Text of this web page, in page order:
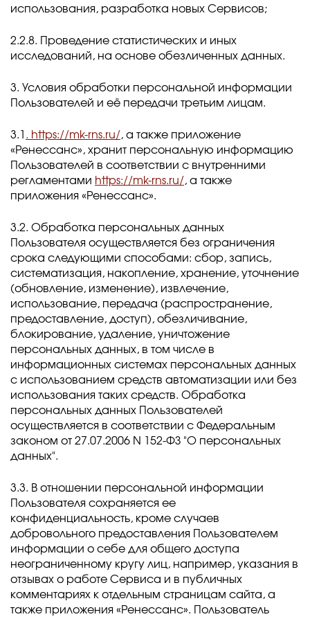
использования, разработка новых Сервисов;
2.2.8. Проведение статистических и иных
исследований, на основе обезличенных данных.
3. Условия обработки персональной информации
Пользователей и её передачи третьим лицам.
3.1 . https://mk-rns.ru/, а также приложение
«Ренессанс», хранит персональную информацию
Пользователей в соответствии с внутренними
регламентами https://mk-rns.ru/, а также
приложения «Ренессанс».
3.2. Обработка персональных данных
Пользователя осуществляется без ограничения
срока следующими способами: сбор, запись,
систематизация, накопление, хранение, уточнение
(обновление, изменение), извлечение,
использование, передача (распространение,
предоставление, доступ), обезличивание,
блокирование, удаление, уничтожение
персональных данных, в том числе в
информационных системах персональных данных
с использованием средств автоматизации или без
использования таких средств. Обработка
персональных данных Пользователей
осуществляется в соответствии с Федеральным
законом от 27.07.2006 N 152-ФЗ "О персональных
данных".
3.3. В отношении персональной информации
Пользователя сохраняется ее
конфиденциальность, кроме случаев
добровольного предоставления Пользователем
информации о себе для общего доступа
неограниченному кругу лиц, например, указания в
отзывах о работе Сервиса и в публичных
комментариях к отдельным страницам сайта, а
также приложения «Ренессанс». Пользователь